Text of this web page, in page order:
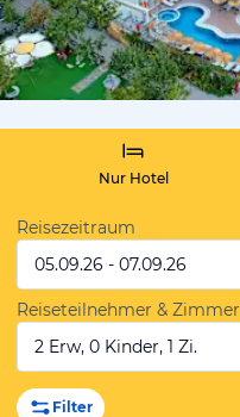
Nur Hotel
Reisezeitraum
05.09.26 - 07.09.26
Reiseteilnehmer & Zimmer
2 Erw, 0 Kinder, 1 Zi.
Filter